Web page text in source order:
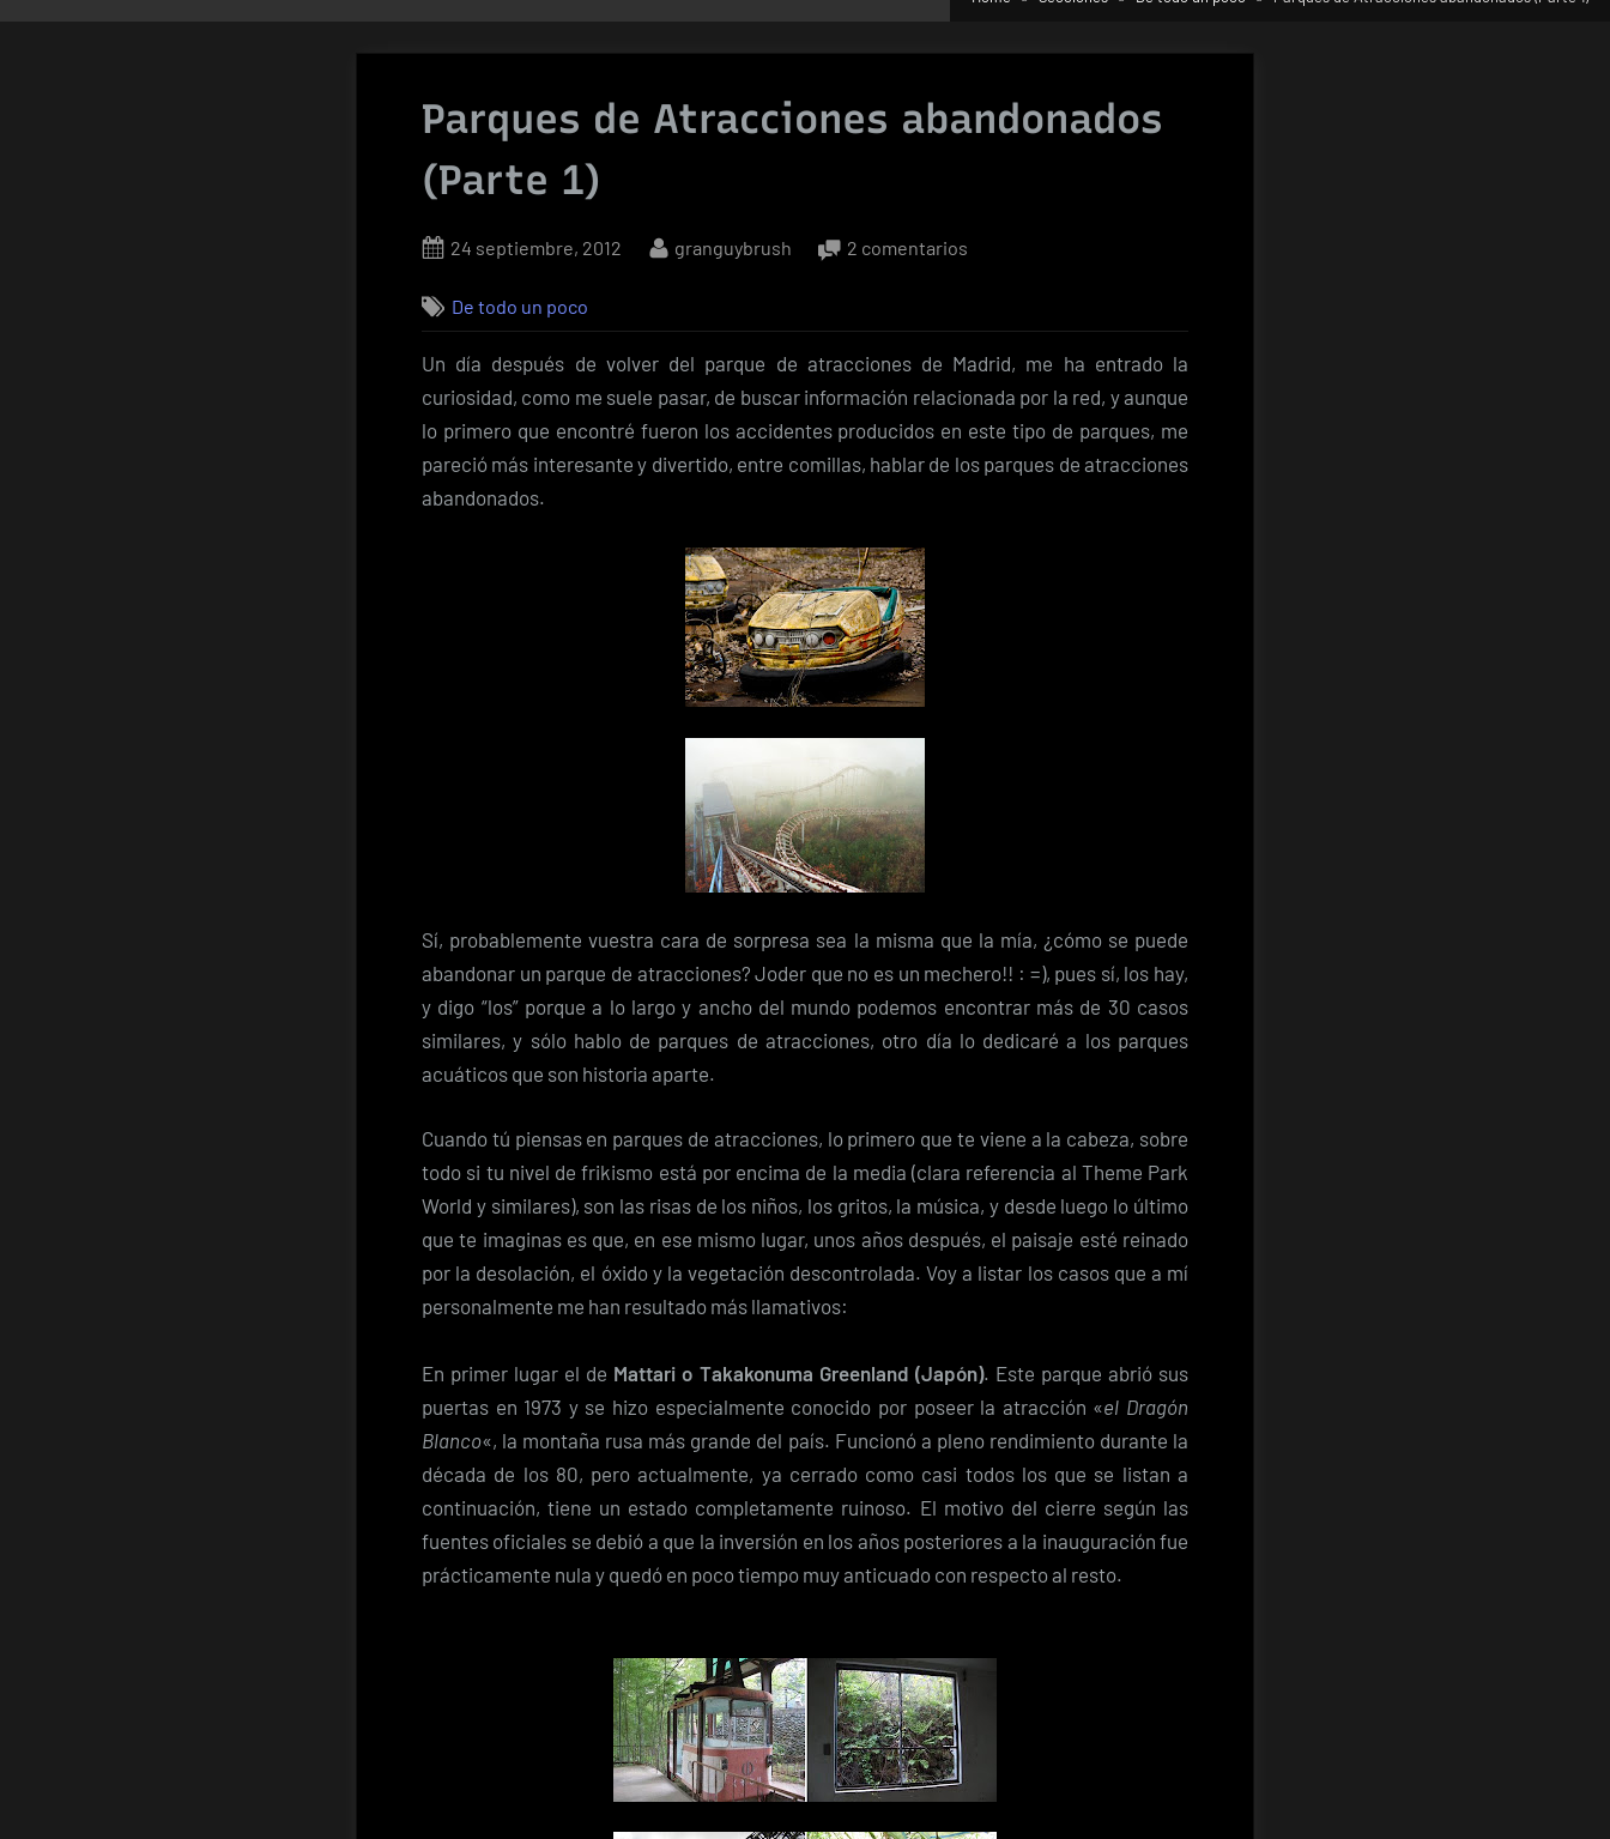
Parques de Atracciones abandonados
(Parte 1)
Posted
24 septiembre, 2012 By
granguybrush 2 comentarios
abandonados
(Parte
1)
De todo un poco
Un día después de volver del parque de atracciones de Madrid, me ha entrado la
curiosidad, como me suele pasar, de buscar información relacionada por la red, y aunque
lo primero que encontré fueron los accidentes producidos en este tipo de parques, me
pareció más interesante y divertido, entre comillas, hablar de los parques de atracciones
abandonados.
Sí, probablemente vuestra cara de sorpresa sea la misma que la mía, ¿cómo se puede
abandonar un parque de atracciones? Joder que no es un mechero!! : =), pues sí, los hay,
y digo “los” porque a lo largo y ancho del mundo podemos encontrar más de 30 casos
similares, y sólo hablo de parques de atracciones, otro día lo dedicaré a los parques
acuáticos que son historia aparte.
Cuando tú piensas en parques de atracciones, lo primero que te viene a la cabeza, sobre
todo si tu nivel de frikismo está por encima de la media (clara referencia al Theme Park
World y similares), son las risas de los niños, los gritos, la música, y desde luego lo último
que te imaginas es que, en ese mismo lugar, unos años después, el paisaje esté reinado
por la desolación, el óxido y la vegetación descontrolada. Voy a listar los casos que a mí
personalmente me han resultado más llamativos:
En primer lugar el de Mattari o Takakonuma Greenland (Japón). Este parque abrió sus
puertas en 1973 y se hizo especialmente conocido por poseer la atracción «el Dragón
Blanco«, la montaña rusa más grande del país. Funcionó a pleno rendimiento durante la
década de los 80, pero actualmente, ya cerrado como casi todos los que se listan a
continuación, tiene un estado completamente ruinoso. El motivo del cierre según las
fuentes oficiales se debió a que la inversión en los años posteriores a la inauguración fue
prácticamente nula y quedó en poco tiempo muy anticuado con respecto al resto.